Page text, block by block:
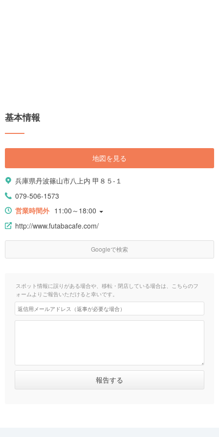
基本情報
地図を見る
兵庫県丹波篠山市八上内 甲８５-１
079-506-1573
営業時間外 11:00～18:00
http://www.futabacafe.com/
Googleで検索
スポット情報に誤りがある場合や、移転・閉店している場合は、こちらのフ
ォームよりご報告いただけると幸いです。